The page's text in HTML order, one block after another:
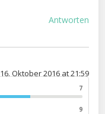
Antworten
16. Oktober 2016 at 21:59
7
9